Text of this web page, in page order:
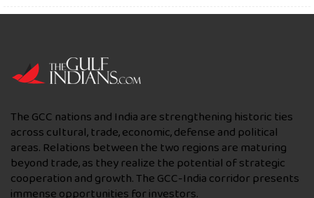
The GCC nations and India are strengthening historic ties
across cultural, trade, economic, defense and political
areas. Relations between the two regions are maturing
beyond trade, as they realize the potential of strategic
cooperation and growth. The GCC-India corridor presents
immense opportunities for investors.